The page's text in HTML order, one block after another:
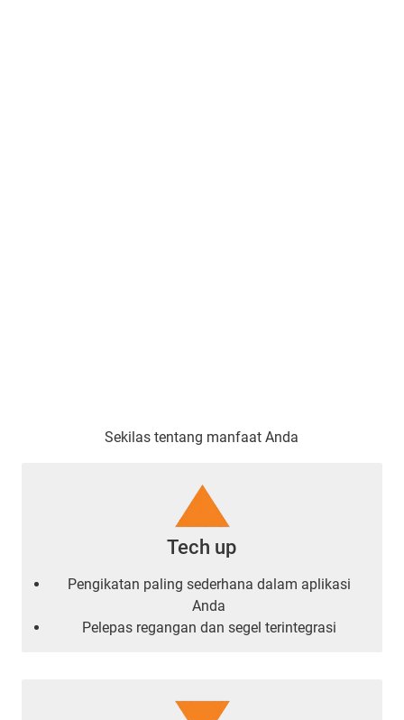
Sekilas tentang manfaat Anda
Tech up
Pengikatan paling sederhana dalam aplikasi
Anda
Pelepas regangan dan segel terintegrasi